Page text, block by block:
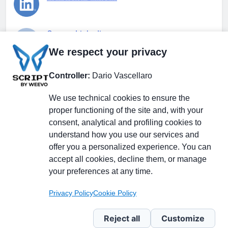
Gruppo Linkedin
Pagina Facebook
X.com
Il Giornale delle PMI.
Testata giornalistica
registrata al Tribunale di
Milano n. 353 del 19
novembre 2013 Powered By
Disclaimer Privacy PolicyCookie
We respect your privacy
Controller: Dario Vascellaro
We use technical cookies to ensure the
proper functioning of the site and, with your
consent, analytical and profiling cookies to
understand how you use our services and
offer you a personalized experience. You can
accept all cookies, decline them, or manage
your preferences at any time.
Privacy PolicyCookie Policy
Reject all Customize